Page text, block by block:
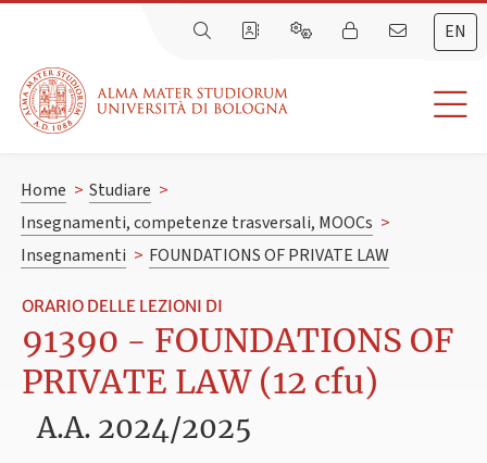
EN
Home > Studiare >
Insegnamenti, competenze trasversali, MOOCs >
Insegnamenti > FOUNDATIONS OF PRIVATE LAW
ORARIO DELLE LEZIONI DI
91390 - FOUNDATIONS OF
PRIVATE LAW (12 cfu)
A.A. 2024/2025